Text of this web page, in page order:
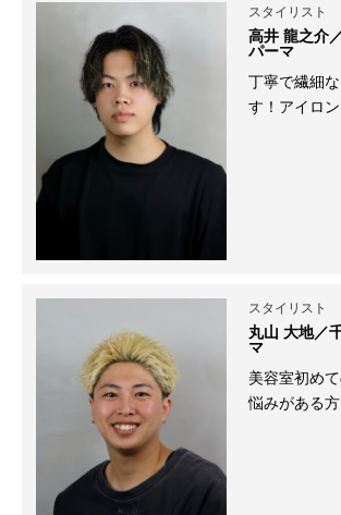
スタイリスト
高井 龍之介
パーマ
丁寧で繊細
す！アイロ
スタイリスト
丸山 大地／
マ
美容室初め
悩みがある